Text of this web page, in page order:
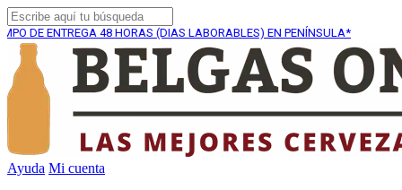
48 HORAS (DIAS LABORABLES) EN PENÍNSULA*
Ayuda Mi cuenta